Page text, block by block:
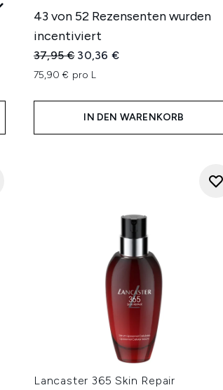
43 von 52 Rezensenten wurden
incentiviert
Unverbindliche Preisempfehlung:
37,95 € Aktueller Preis:
30,36 €
75,90 € pro L
IN DEN WARENKORB
Lancaster 365 Skin Repair